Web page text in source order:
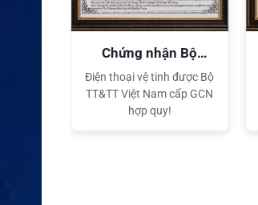
Chứng nhận Bộ
TT&TT
Điện thoại vệ tinh được Bộ
TT&TT Việt Nam cấp GCN
hợp quy!